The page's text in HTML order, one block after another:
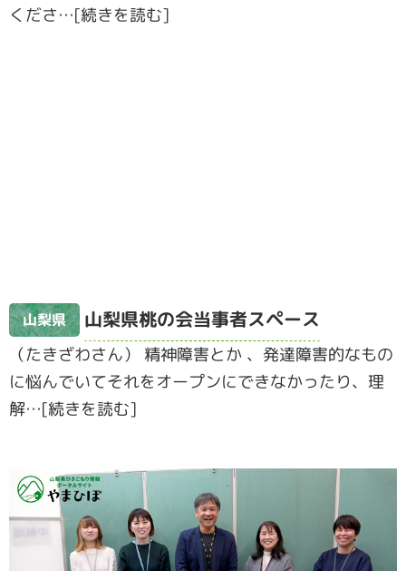
くださ…[続きを読む]
山梨県 山梨県桃の会当事者スペース
（たきざわさん） 精神障害とか 、発達障害的なもの
に悩んでいてそれをオープンにできなかったり、理
解…[続きを読む]